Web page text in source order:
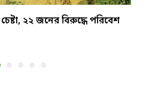
২২ জনের বিরুদ্ধে পরিবেশ